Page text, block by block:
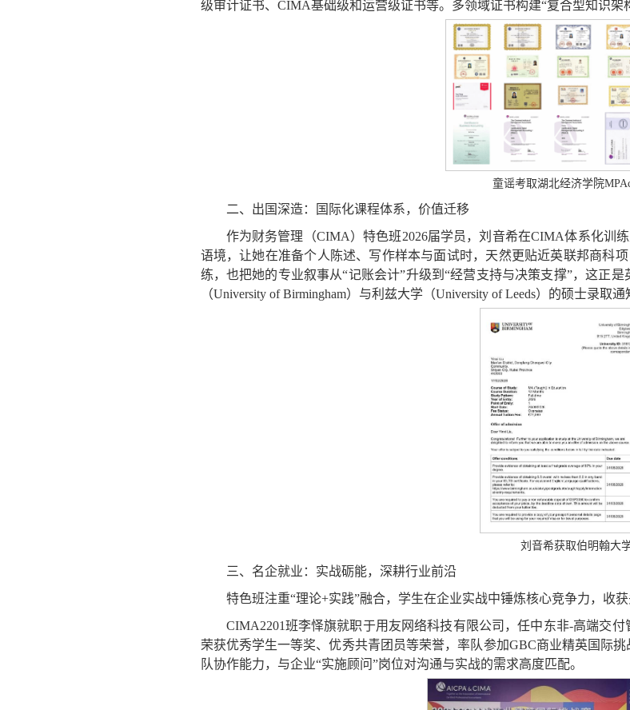
级审计证书、CIMA基础级和运营级证书等。多领域证书构建“复合型知识架
童谣考取湖北经济学院
二、出国深造：国际化课程体系，价值迁移
作为财务管理（CIMA）特色班2026届学员，刘音希在CIMA体系化训
语境，让她在准备个人陈述、写作样本与面试时，天然更贴近英联邦商科
练，也把她的专业叙事从“记账会计”升级到“经营支持与决策支撑”，这正
（University of Birmingham）与利兹大学（University of Leeds）的硕士录取通
刘音希获取伯明翰大
三、名企就业：实战砺能，深耕行业前沿
特色班注重“理论+实践”融合，学生在企业实战中锤炼核心竞争力，收获
CIMA2201班李怿旗就职于用友网络科技有限公司，任中东非-高端交
荣获优秀学生一等奖、优秀共青团员等荣誉，率队参加GBC商业精英国际
队协作能力，与企业“实施顾问”岗位对沟通与实战的需求高度匹配。